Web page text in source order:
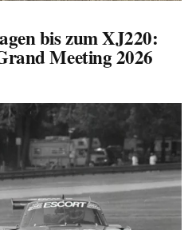
bis zum XJ220:
Meeting 2026